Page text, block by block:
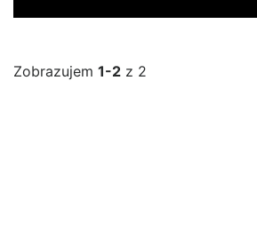
Zobrazujem 1-2 z 2